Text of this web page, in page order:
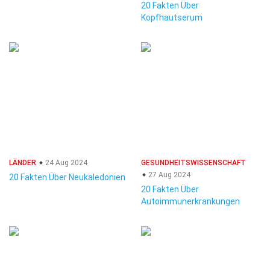
20 Fakten Über
Kopfhautserum
LÄNDER 24 Aug 2024
20 Fakten Über Neukaledonien
GESUNDHEITSWISSENSCHAFT
27 Aug 2024
20 Fakten Über
Autoimmunerkrankungen